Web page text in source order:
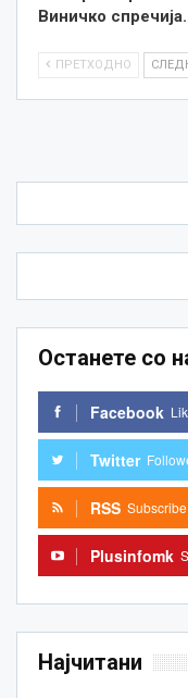
Виничко
ПРЕТХОДНО
Останете со
Facebook
Twitter
RSS Subscribe
Plusinfomk
Најчитани